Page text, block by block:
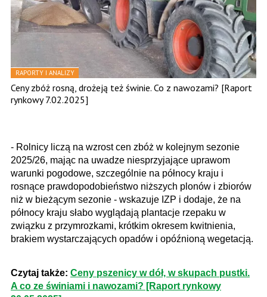
RAPORTY I ANALIZY
Ceny zbóż rosną, drożeją też świnie. Co z nawozami? [Raport
rynkowy 7.02.2025]
- Rolnicy liczą na wzrost cen zbóż w kolejnym sezonie
2025/26, mając na uwadze niesprzyjające uprawom
warunki pogodowe, szczególnie na północy kraju i
rosnące prawdopodobieństwo niższych plonów i zbiorów
niż w bieżącym sezonie - wskazuje IZP i dodaje, że na
północy kraju słabo wyglądają plantacje rzepaku w
związku z przymrozkami, krótkim okresem kwitnienia,
brakiem wystarczających opadów i opóźnioną wegetacją.
Czytaj także: Ceny pszenicy w dół, w skupach pustki.
A co ze świniami i nawozami? [Raport rynkowy